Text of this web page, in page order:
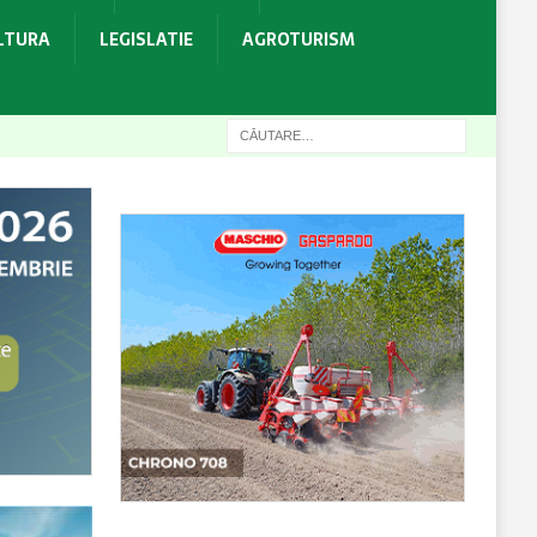
LEGISLATIE
AGROTURISM